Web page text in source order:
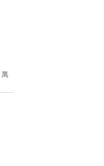
萬